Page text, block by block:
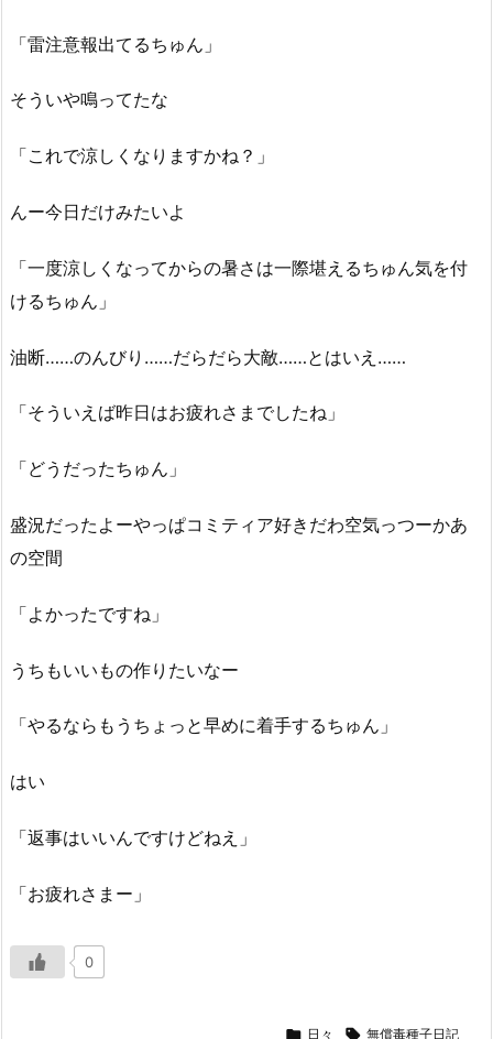
「雷注意報出てるちゅん」
そういや鳴ってたな
「これで涼しくなりますかね？」
んー今日だけみたいよ
「一度涼しくなってからの暑さは一際堪えるちゅん気を付
けるちゅん」
油断……のんびり……だらだら大敵……とはいえ……
「そういえば昨日はお疲れさまでしたね」
「どうだったちゅん」
盛況だったよーやっぱコミティア好きだわ空気っつーかあ
の空間
「よかったですね」
うちもいいもの作りたいなー
「やるならもうちょっと早めに着手するちゅん」
はい
「返事はいいんですけどねえ」
「お疲れさまー」
0
 日々  無償毒種子日記